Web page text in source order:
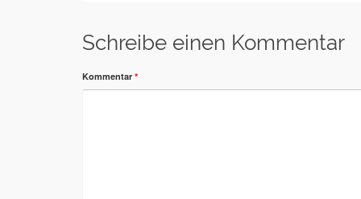
Schreibe einen Kommentar
Kommentar *